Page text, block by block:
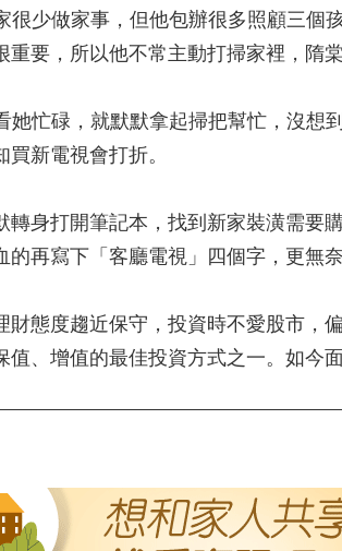
很少做家事，但他包辦很多照顧三個
要，所以他不常主動打掃家裡，隋
她忙碌，就默默拿起掃把幫忙，沒想
新電視會打折。
轉身打開筆記本，找到新家裝潢需要
再寫下「客廳電視」四個字，更無
態度趨近保守，投資時不愛股市，
、增值的最佳投資方式之一。如今